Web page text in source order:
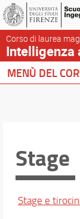
Corso di laurea
MENÙ DEL
Percorso di
Insegnamenti
Conoscenza
Stage
Stage
Stage e